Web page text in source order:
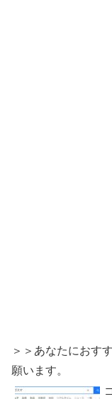
＞＞あなたにおす
願います。